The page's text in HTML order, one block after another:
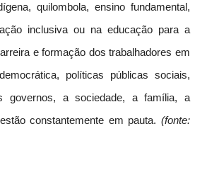
quilombola, ensino fundamental,
inclusiva ou na educação para a
e formação dos trabalhadores em
políticas públicas sociais,
governos, a sociedade, a família, a
constantemente em pauta. (fonte: